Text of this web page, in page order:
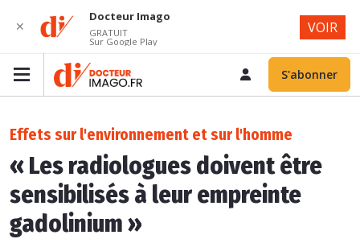
S'abonner
Effets sur l'environnement et sur l'homme
« Les radiologues doivent être
sensibilisés à leur empreinte
gadolinium »
✕
Docteur Imago
GRATUIT
Sur Google Play
VOIR